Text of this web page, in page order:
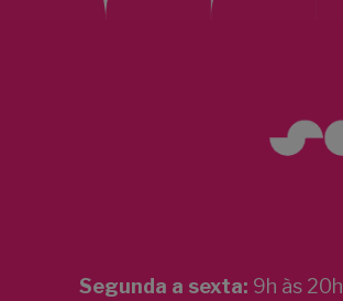
Segunda a sexta: 9h às 20h